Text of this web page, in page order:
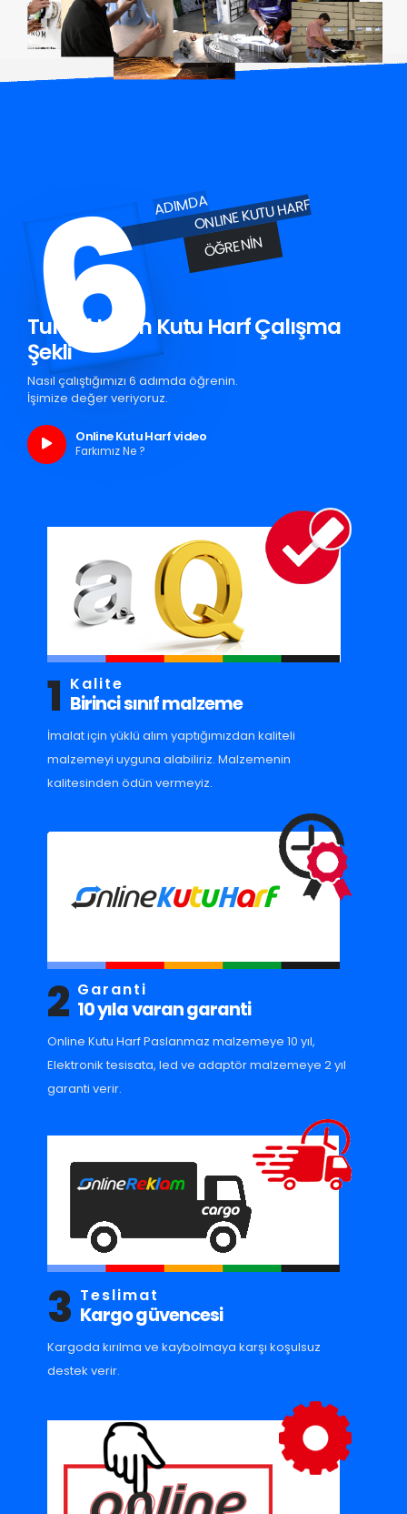
6ADIMDAONLINE KUTU HARF
ÖĞRENIN
Turhal Krom Kutu Harf Çalışma
Şekli
Nasıl çalıştığımızı 6 adımda öğrenin.
İşimize değer veriyoruz.
Online Kutu Harf video
Farkımız Ne ?
1 Kalite
Birinci sınıf malzeme
İmalat için yüklü alım yaptığımızdan kaliteli
malzemeyi uyguna alabiliriz. Malzemenin
kalitesinden ödün vermeyiz.
2 Garanti
10 yıla varan garanti
Online Kutu Harf Paslanmaz malzemeye 10 yıl,
Elektronik tesisata, led ve adaptör malzemeye 2 yıl
garanti verir.
3 Teslimat
Kargo güvencesi
Kargoda kırılma ve kaybolmaya karşı koşulsuz
destek verir.